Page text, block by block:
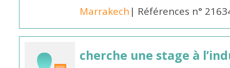
Marrakech | Références n°
cherche une stage à